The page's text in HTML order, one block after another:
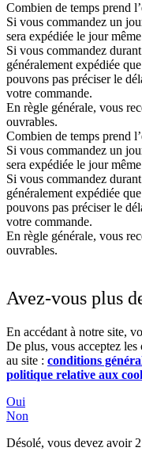
Combien de temps prend
Si vous commandez un
sera expédiée le jour
Si vous commandez
généralement expédiée
pouvons pas préciser le
votre commande.
En règle générale, vous
ouvrables.
Combien de temps prend
Si vous commandez un
sera expédiée le jour
Si vous commandez
généralement expédiée
pouvons pas préciser le
votre commande.
En règle générale, vous
ouvrables.
Avez-vous plus
En accédant à notre site,
De plus, vous acceptez
au site : conditions
politique relative aux
Oui
Non
Désolé, vous devez avoir